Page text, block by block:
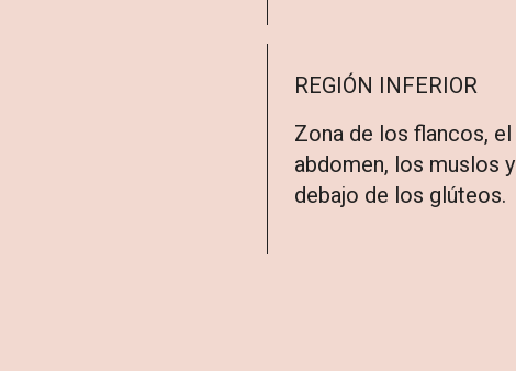
REGIÓN INFERIOR
Zona de los flancos, el
abdomen, los muslos y
debajo de los glúteos.